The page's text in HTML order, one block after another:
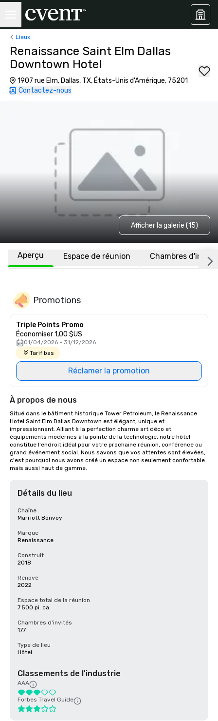
Lieux
Renaissance Saint Elm Dallas
Downtown Hotel
1907 rue Elm, Dallas, TX, États-Unis d'Amérique, 75201
Contactez-nous
Afficher la galerie (15)
Aperçu Espace de réunion Chambres
Promotions
Triple Points Promo
Économiser 1,00 $US
01/04/2026 - 31/12/2026
Tarif bas
Réclamer la promotion
À propos de nous
Situé dans le bâtiment historique Tower Petroleum, le Renaissance
Hotel Saint Elm Dallas Downtown est élégant, unique et
impressionnant. Alliant à la perfection charme art déco et
équipements modernes à la pointe de la technologie, notre hôtel
constitue l'endroit idéal pour votre prochaine réunion, conférence ou
grand événement social. Nous savons que vos attentes sont élevées,
c'est pourquoi nous avons créé un espace non seulement confortable
mais aussi haut de gamme.
Détails du lieu
Chaîne
Marriott Bonvoy
Marque
Renaissance
Construit
2018
Rénové
2022
Espace total de la réunion
7 500 pi. ca.
Chambres d'invités
177
Type de lieu
Hôtel
Classements de l'industrie
AAA
Forbes Travel Guide